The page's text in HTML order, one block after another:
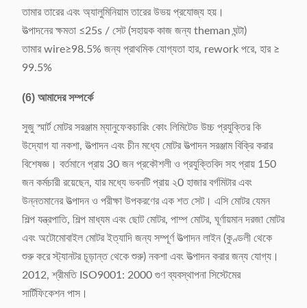
তামার তারের এবং অ্যালুমিনিয়াম তারের উভয় প্রযোজ্য হয়।
উত্পাদনের ক্ষমতা ≤25s / সেট (সহায়ক কাজ জন্য theman ঘন্টা)
তামার wire≥98.5% জন্য প্রাথমিক যোগ্যতা হার, rework পরে, হার ≥
99.5%
(6) আমাদের সম্পর্কে
সুজু স্মার্ট মোটর সরঞ্জাম ম্যানুফেকচারিং কোং লিমিটেড উচ্চ প্রযুক্তির কি
উদ্যোগ যা নকশা, উত্পাদন এবং চীন মধ্যে মোটর উত্পাদন সরঞ্জাম বিক্রি করার
বিশেষজ্ঞ। বর্তমানে প্রায় 30 জন প্রকৌশলী ও প্রযুক্তিবিদ সহ প্রায় 150
জন কর্মচারী রয়েছেন, যার মধ্যে ভবনটি প্রায় ২0 হাজার বর্গমিটার এবং
উন্নতমানের উত্পাদন ও পরীক্ষা উপকরণের এক শত সেট। এসি মোটর যেমন
শিল্প যন্ত্রপাতি, শিল্প মাধ্যম এবং ছোট মোটর, পাম্প মোটর, ঘূর্ণায়মান দরজা মোটর
এবং অটোমোবাইল মোটর ইত্যাদি জন্য সম্পূর্ণ উত্পাদন লাইন (কুণ্ডলী থেকে
শুরু করে স্ট্যানটর চূড়ান্ত থেকে শুরু) নকশা এবং উত্পাদন করার জন্য যোগ্য।
2012, শ্রীমতি ISO9001: 2000 গুণ ব্যবস্থাপনা সিস্টেমের
সার্টিফিকেশন পাস।